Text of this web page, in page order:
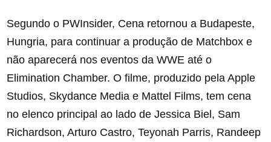
Segundo o PWInsider, Cena retornou a Budapeste,
Hungria, para continuar a produção de Matchbox e
não aparecerá nos eventos da WWE até o
Elimination Chamber. O filme, produzido pela Apple
Studios, Skydance Media e Mattel Films, tem cena
no elenco principal ao lado de Jessica Biel, Sam
Richardson, Arturo Castro, Teyonah Parris, Randeep